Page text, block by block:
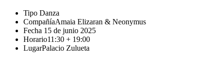
Tipo Danza
CompañíaAmaia Elizaran & Neonymus
Fecha 15 de junio 2025
Horario11:30 + 19:00
LugarPalacio Zulueta